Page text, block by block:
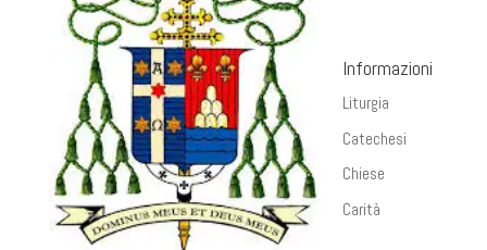
Informazioni
Liturgia
Catechesi
Chiese
Carità